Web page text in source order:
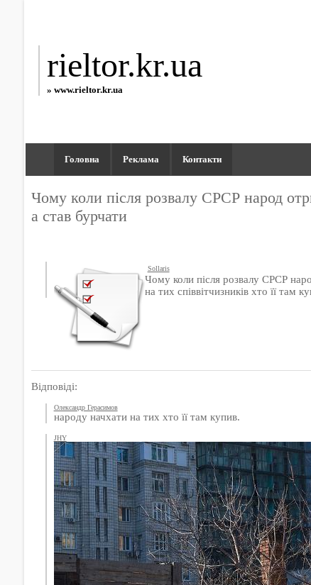
rieltor.kr.ua
» www.rieltor.kr.ua
Головна Реклама Контакти
Чому коли після розвалу СРСР народ
а став бурчати
Sollaris
Чому коли після розвалу СРСР
на тих співвітчизників хто її там
Відповіді:
Олександр Герасимов
народу начхати на тих хто її там купив.
JHY